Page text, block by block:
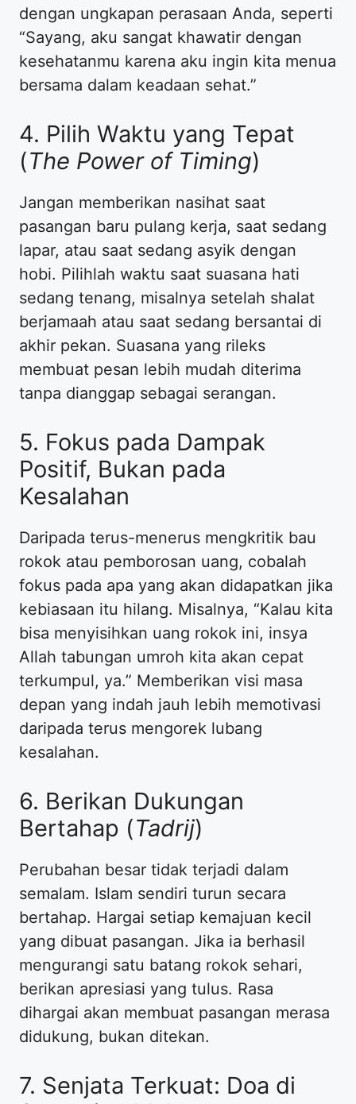
dengan ungkapan perasaan Anda, seperti
“Sayang, aku sangat khawatir dengan
kesehatanmu karena aku ingin kita menua
bersama dalam keadaan sehat.”
4. Pilih Waktu yang Tepat
(The Power of Timing)
Jangan memberikan nasihat saat
pasangan baru pulang kerja, saat sedang
lapar, atau saat sedang asyik dengan
hobi. Pilihlah waktu saat suasana hati
sedang tenang, misalnya setelah shalat
berjamaah atau saat sedang bersantai di
akhir pekan. Suasana yang rileks
membuat pesan lebih mudah diterima
tanpa dianggap sebagai serangan.
5. Fokus pada Dampak
Positif, Bukan pada
Kesalahan
Daripada terus-menerus mengkritik bau
rokok atau pemborosan uang, cobalah
fokus pada apa yang akan didapatkan jika
kebiasaan itu hilang. Misalnya, “Kalau kita
bisa menyisihkan uang rokok ini, insya
Allah tabungan umroh kita akan cepat
terkumpul, ya.” Memberikan visi masa
depan yang indah jauh lebih memotivasi
daripada terus mengorek lubang
kesalahan.
6. Berikan Dukungan
Bertahap (Tadrij)
Perubahan besar tidak terjadi dalam
semalam. Islam sendiri turun secara
bertahap. Hargai setiap kemajuan kecil
yang dibuat pasangan. Jika ia berhasil
mengurangi satu batang rokok sehari,
berikan apresiasi yang tulus. Rasa
dihargai akan membuat pasangan merasa
didukung, bukan ditekan.
7. Senjata Terkuat: Doa di